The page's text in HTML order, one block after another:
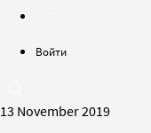
Войти
13 November 2019